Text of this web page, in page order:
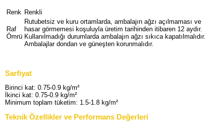
Renk Renkli
Raf
Ömrü
Rutubetsiz ve kuru ortamlarda, ambalajın ağzı açılmaması ve
hasar görmemesi koşuluyla üretim tarihinden itibaren 12 aydır.
Kullanılmadığı durumlarda ambalajın ağzı sıkıca kapatılmalıdır.
Ambalajlar dondan ve güneşten korunmalıdır.
Sarfiyat
Birinci kat: 0.75-0.9 kg/m²
İkinci kat: 0.75-0.9 kg/m²
Minimum toplam tüketim: 1.5-1.8 kg/m²
Teknik Özellikler ve Performans Değerleri